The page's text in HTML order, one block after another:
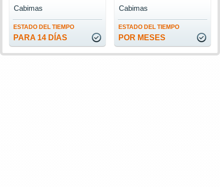
ESTADO DEL TIEMPO
PARA 14 DÍAS
Cabimas
ESTADO DEL TIEMPO
POR MESES
Cabimas